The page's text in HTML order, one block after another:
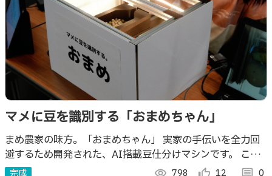
マメに豆を識別する「おまめちゃん」
まめ農家の味方。「おまめちゃん」 実家の手伝いを全力回
避するため開発された、AI搭載豆仕分けマシンです。 これ
まで手作業であった豆の不良品(形状,色,虫食い)等を自動で
完成 visibility 798 thumb_up_alt 12 comment 0